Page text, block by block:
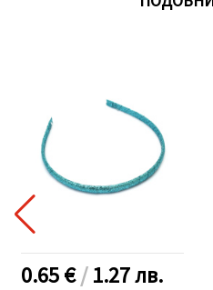
0.65 €/1.27лв.